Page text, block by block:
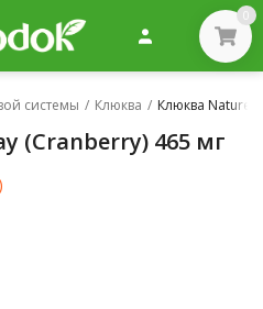
0
системы / Клюква / Клюква
(Cranberry) 465 мг